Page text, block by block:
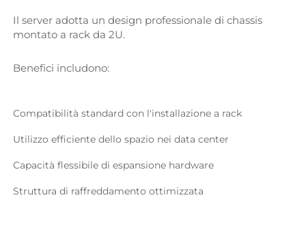
Il server adotta un design professionale di chassis
montato a rack da 2U.
Benefici includono:
Compatibilità standard con l'installazione a rack
Utilizzo efficiente dello spazio nei data center
Capacità flessibile di espansione hardware
Struttura di raffreddamento ottimizzata